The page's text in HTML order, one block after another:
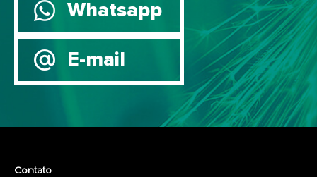
Whatsapp
E-mail
Contato